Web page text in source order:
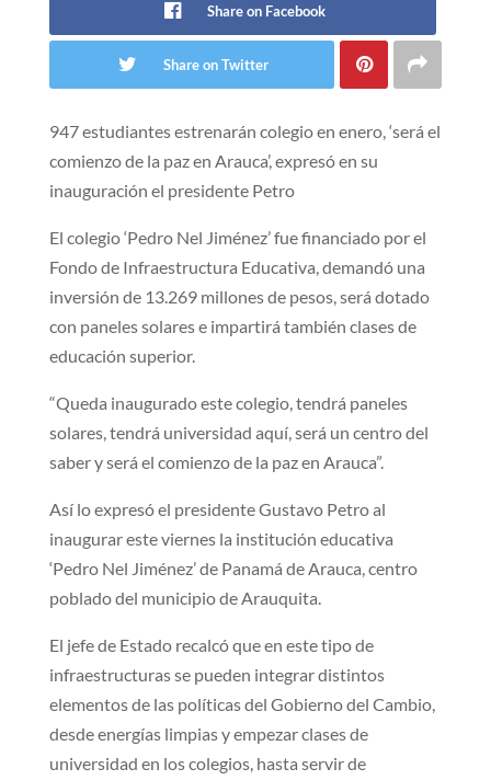
Share on Facebook
Share on Twitter
947 estudiantes estrenarán colegio en enero, ‘será el
comienzo de la paz en Arauca’, expresó en su
inauguración el presidente Petro
El colegio ‘Pedro Nel Jiménez’ fue financiado por el
Fondo de Infraestructura Educativa, demandó una
inversión de 13.269 millones de pesos, será dotado
con paneles solares e impartirá también clases de
educación superior.
“Queda inaugurado este colegio, tendrá paneles
solares, tendrá universidad aquí, será un centro del
saber y será el comienzo de la paz en Arauca”.
Así lo expresó el presidente Gustavo Petro al
inaugurar este viernes la institución educativa
‘Pedro Nel Jiménez’ de Panamá de Arauca, centro
poblado del municipio de Arauquita.
El jefe de Estado recalcó que en este tipo de
infraestructuras se pueden integrar distintos
elementos de las políticas del Gobierno del Cambio,
desde energías limpias y empezar clases de
universidad en los colegios, hasta servir de